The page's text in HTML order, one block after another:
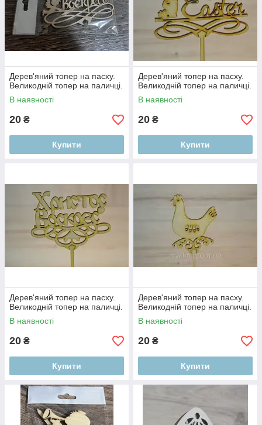
Дерев'яний топер на пасху.
Великодній топер на паличці.
В наявності
20 ₴
Купити
Дерев'яний топер на пасху.
Великодній топер на паличці.
В наявності
20 ₴
Купити
Дерев'яний топер на пасху.
Великодній топер на паличці.
В наявності
20 ₴
Купити
Дерев'яний топер на пасху.
Великодній топер на паличці.
В наявності
20 ₴
Купити